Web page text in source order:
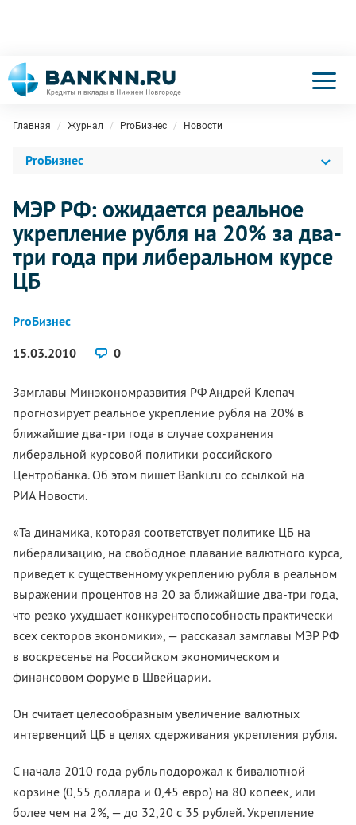
Главная Журнал ProБизнес Новости
ProБизнес
МЭР РФ: ожидается реальное
укрепление рубля на 20% за два-
три года при либеральном курсе
ЦБ
ProБизнес
15.03.2010
0
Замглавы Минэкономразвития РФ Андрей Клепач
прогнозирует реальное укрепление рубля на 20% в
ближайшие два-три года в случае сохранения
либеральной курсовой политики российского
Центробанка. Об этом пишет Banki.ru со ссылкой на
РИА Новости.
«Та динамика, которая соответствует политике ЦБ на
либерализацию, на свободное плавание валютного курса,
приведет к существенному укреплению рубля в реальном
выражении процентов на 20 за ближайшие два-три года,
что резко ухудшает конкурентоспособность практически
всех секторов экономики», — рассказал замглавы МЭР РФ
в воскресенье на Российском экономическом и
финансовом форуме в Швейцарии.
Он считает целесообразным увеличение валютных
интервенций ЦБ в целях сдерживания укрепления рубля.
С начала 2010 года рубль подорожал к бивалютной
корзине (0,55 доллара и 0,45 евро) на 80 копеек, или
более чем на 2%, — до 32,20 с 35 рублей. Укрепление